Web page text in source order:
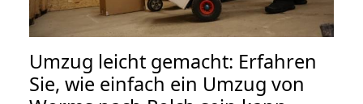
Umzug leicht gemacht: Erfahren
Sie, wie einfach ein Umzug von